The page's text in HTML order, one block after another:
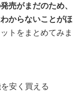
売がまだのため、
からないことがほ
トをまとめてみま
安く買える